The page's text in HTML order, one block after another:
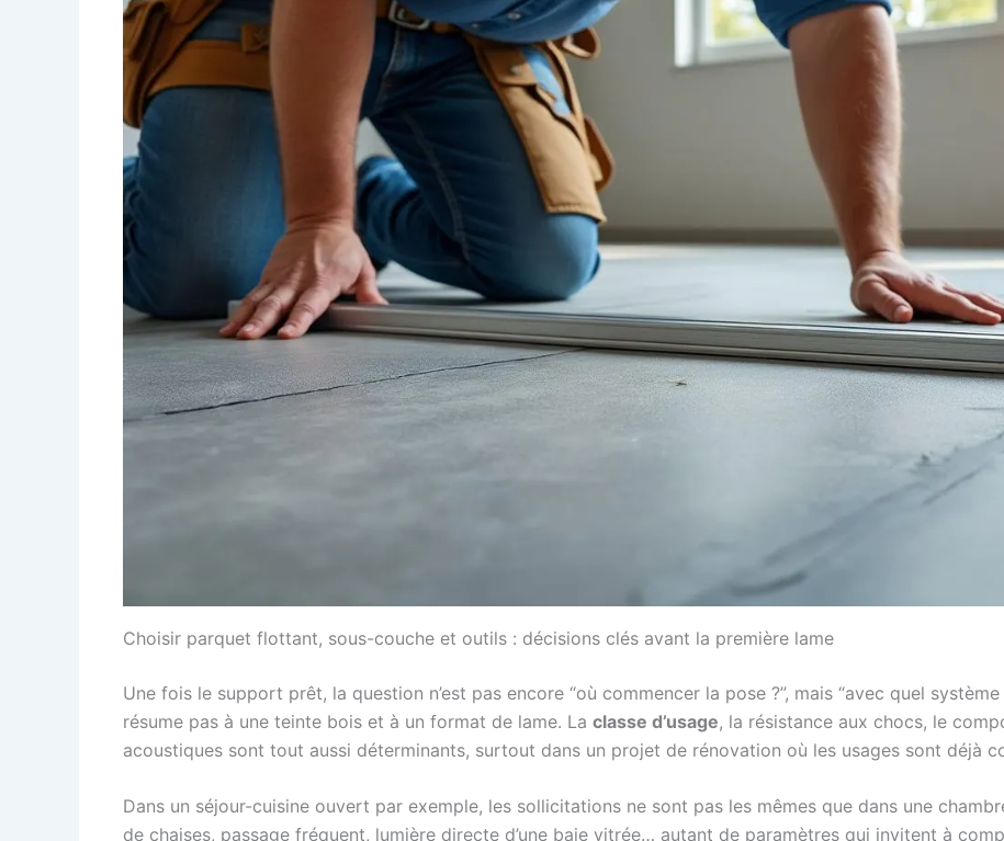
Choisir parquet flottant, sous-couche et outils : décisions clés avant la première lame
Une fois le support prêt, la question n’est pas encore “où commencer la pose ?”, mais “avec quel
résume pas à une teinte bois et à un format de lame. La classe d’usage, la résistance aux chocs, le
acoustiques sont tout aussi déterminants, surtout dans un projet de rénovation où les usages sont déjà
Dans un séjour-cuisine ouvert par exemple, les sollicitations ne sont pas les mêmes que dans une
de chaises, passage fréquent, lumière directe d’une baie vitrée… autant de paramètres qui invitent à